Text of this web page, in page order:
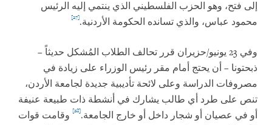
إلى فتح، وهو الحزب الفلسطيني الذي ينتمي إليه الرئيس
محمود عباس، والذي تسانده الحكومة الأردنية.[27]
وفي 23 يونيو/حزيران قرر تحالف الطلاب المُشكل حديثاً –
ذبحتونا – أن يحتج أمام مقر رئيس الوزراء على زيادة في
مصروفات الدراسة وعلى لائحة تأديبية جديدة لجامعة الأردن،
تنص على طرد أي طالب يشارك في أنشطة ذات طبيعة عنيفة
أو في عصيان أو شجار داخل أو خارج الجامعة.[28]
وقامت قوات